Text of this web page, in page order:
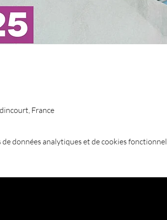
France
données analytiques et de cookies